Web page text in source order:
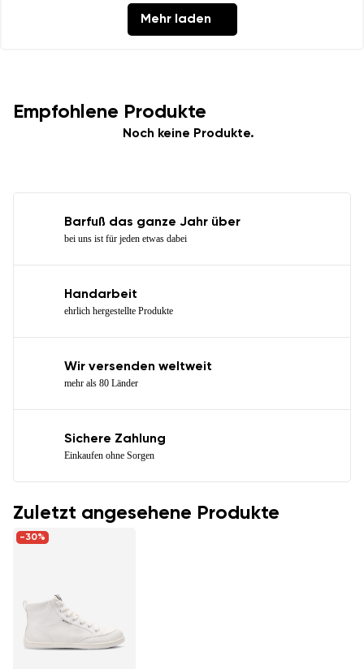
Mehr laden
Empfohlene Produkte
Noch keine Produkte.
Barfuß das ganze Jahr über
bei uns ist für jeden etwas dabei
Handarbeit
ehrlich hergestellte Produkte
Wir versenden weltweit
mehr als 80 Länder
Sichere Zahlung
Einkaufen ohne Sorgen
Zuletzt angesehene Produkte
-30%